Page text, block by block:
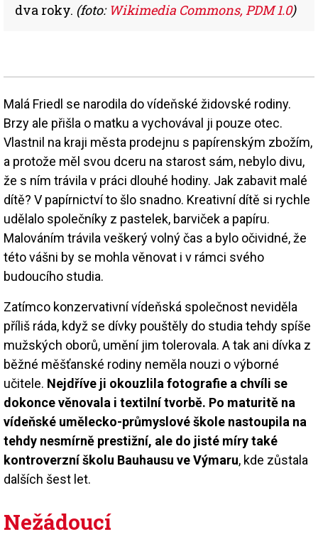
dva roky. (foto: Wikimedia Commons, PDM 1.0)
Malá Friedl se narodila do vídeňské židovské rodiny.
Brzy ale přišla o matku a vychovával ji pouze otec.
Vlastnil na kraji města prodejnu s papírenským zbožím,
a protože měl svou dceru na starost sám, nebylo divu,
že s ním trávila v práci dlouhé hodiny. Jak zabavit malé
dítě? V papírnictví to šlo snadno. Kreativní dítě si rychle
udělalo společníky z pastelek, barviček a papíru.
Malováním trávila veškerý volný čas a bylo očividné, že
této vášni by se mohla věnovat i v rámci svého
budoucího studia.
Zatímco konzervativní vídeňská společnost neviděla
příliš ráda, když se dívky pouštěly do studia tehdy spíše
mužských oborů, umění jim tolerovala. A tak ani dívka z
běžné měšťanské rodiny neměla nouzi o výborné
učitele. Nejdříve ji okouzlila fotografie a chvíli se
dokonce věnovala i textilní tvorbě. Po maturitě na
vídeňské umělecko-průmyslové škole nastoupila na
tehdy nesmírně prestižní, ale do jisté míry také
kontroverzní školu Bauhausu ve Výmaru, kde zůstala
dalších šest let.
Nežádoucí